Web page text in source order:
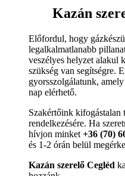
Kazán
Előfordul, hogy
legalkalmatlanabb
veszélyes helyzet alakul
szükség van segítségre.
gyorsszolgálatunk,
nap elérhető.
Szakértőink kifogástalan
rendelkezésére. Ha
hívjon minket +36 (70)
és 1-2 órán belül
Kazán szerelő Cegléd